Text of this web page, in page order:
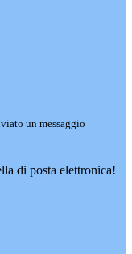
un messaggio
di posta elettronica!